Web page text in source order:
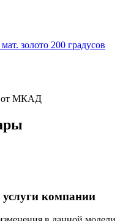
от МКАД
компании